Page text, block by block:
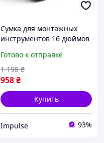
Сумка для монтажных
инструментов 16 дюймов
Готово к отправке
958₴
1 198 ₴
Купить
Impulse 93%